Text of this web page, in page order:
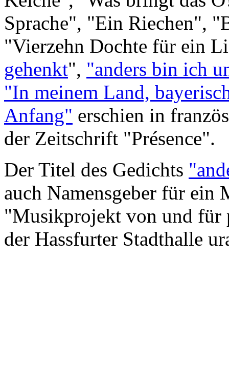
Sprache", "Ein Riechen",
"Vierzehn Dochte für ein
gehenkt", "anders bin ich
"In meinem Land,
Anfang" erschien in
der Zeitschrift "Présence".
Der Titel des Gedichts
auch Namensgeber für ein
"Musikprojekt von und für
der Hassfurter Stadthalle